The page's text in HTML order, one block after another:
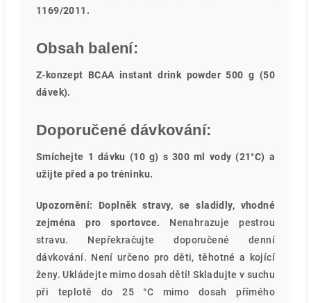
1169/2011.
Obsah balení:
Z-konzept BCAA instant drink powder 500 g (50
dávek).
Doporučené dávkování:
Smíchejte 1 dávku (10 g) s 300 ml vody (21°C) a
užijte před a po tréninku.
Upozornění: Doplněk stravy, se sladidly, vhodné
zejména pro sportovce. Nenahrazuje pestrou
stravu. Nepřekračujte doporučené denní
dávkování. Není určeno pro děti, těhotné a kojící
ženy. Ukládejte mimo dosah dětí! Skladujte v suchu
při teplotě do 25 °C mimo dosah přímého